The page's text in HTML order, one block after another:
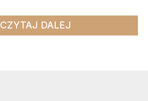
CZYTAJ DALEJ